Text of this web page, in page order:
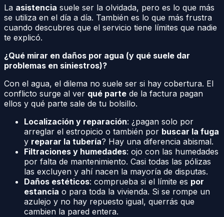
La asistencia suele ser la olvidada, pero es lo que más
se utiliza en el día a día. También es lo que más frustra
cuando descubres que el servicio tiene límites que nadie
te explicó.
¿Qué mirar en daños por agua (y qué suele dar
problemas en siniestros)?
Con el agua, el dilema no suele ser si hay cobertura. El
conflicto surge al ver qué parte de la factura pagan
ellos y qué parte sale de tu bolsillo.
Localización y reparación: ¿pagan solo por
arreglar el estropicio o también por buscar la fuga
y reparar la tubería? Hay una diferencia abismal.
Filtraciones y humedades: ojo con las humedades
por falta de mantenimiento. Casi todas las pólizas
las excluyen y ahí nacen la mayoría de disputas.
Daños estéticos: comprueba si el límite es por
estancia o para toda la vivienda. Si se rompe un
azulejo y no hay repuesto igual, querrás que
cambien la pared entera.